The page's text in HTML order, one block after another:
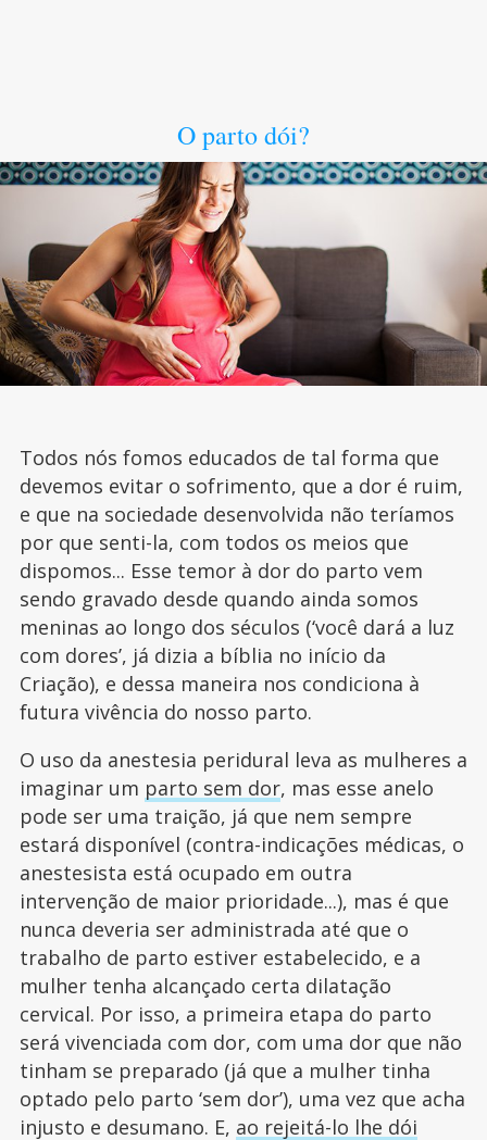
O parto dói?
Todos nós fomos educados de tal forma que
devemos evitar o sofrimento, que a dor é ruim,
e que na sociedade desenvolvida não teríamos
por que senti-la, com todos os meios que
dispomos... Esse temor à dor do parto vem
sendo gravado desde quando ainda somos
meninas ao longo dos séculos (‘você dará a luz
com dores’, já dizia a bíblia no início da
Criação), e dessa maneira nos condiciona à
futura vivência do nosso parto.
O uso da anestesia peridural leva as mulheres a
imaginar um parto sem dor, mas esse anelo
pode ser uma traição, já que nem sempre
estará disponível (contra-indicações médicas, o
anestesista está ocupado em outra
intervenção de maior prioridade...), mas é que
nunca deveria ser administrada até que o
trabalho de parto estiver estabelecido, e a
mulher tenha alcançado certa dilatação
cervical. Por isso, a primeira etapa do parto
será vivenciada com dor, com uma dor que não
tinham se preparado (já que a mulher tinha
optado pelo parto ‘sem dor’), uma vez que acha
injusto e desumano. E, ao rejeitá-lo lhe dói